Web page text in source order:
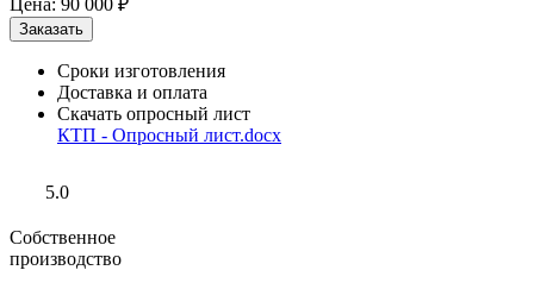
Цена: 90 000 ₽
Сроки изготовления
Доставка и оплата
Скачать опросный лист
КТП - Опросный лист.docx
5.0
Собственное
производство